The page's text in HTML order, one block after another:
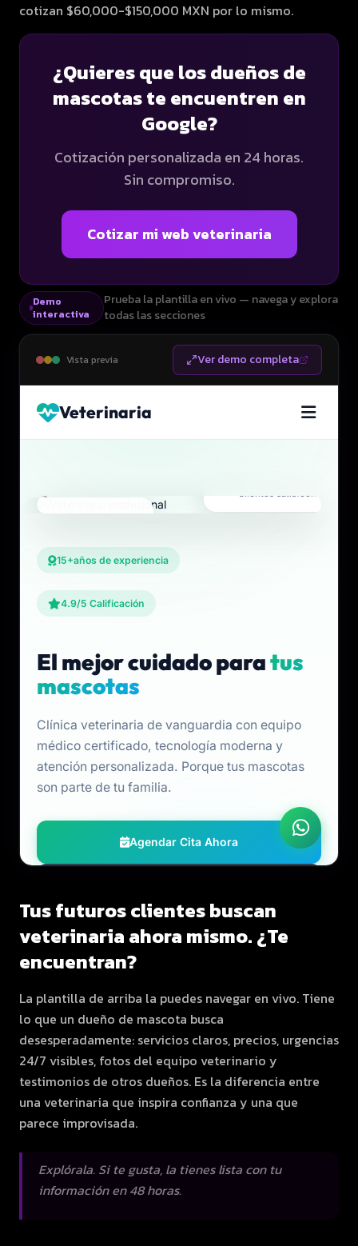
cotizan $60,000-$150,000 MXN por lo mismo.
¿Quieres que los dueños de
mascotas te encuentren en
Google?
Cotización personalizada en 24 horas.
Sin compromiso.
Cotizar mi web veterinaria
Demo
interactiva
Prueba la plantilla en vivo — navega y explora
todas las secciones
Vista previa Ver demo completa
Tus futuros clientes buscan
veterinaria ahora mismo. ¿Te
encuentran?
La plantilla de arriba la puedes navegar en vivo. Tiene
lo que un dueño de mascota busca
desesperadamente: servicios claros, precios, urgencias
24/7 visibles, fotos del equipo veterinario y
testimonios de otros dueños. Es la diferencia entre
una veterinaria que inspira confianza y una que
parece improvisada.
Explórala. Si te gusta, la tienes lista con tu
información en 48 horas.